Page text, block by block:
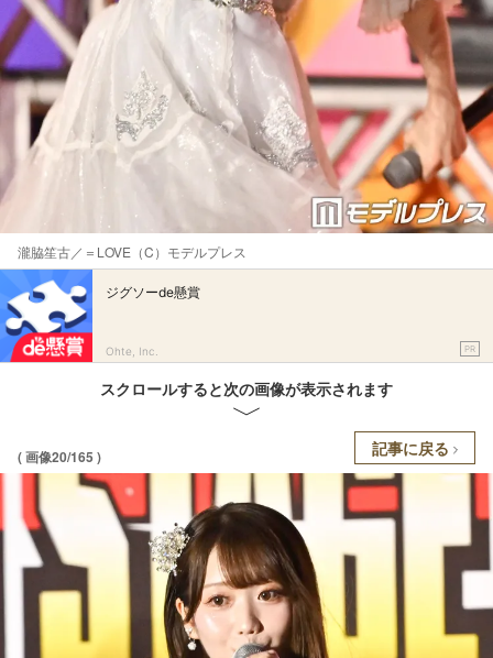
瀧脇笙古／＝LOVE（C）モデルプレス
ジグソーde懸賞
Ohte, Inc. PR
スクロールすると次の画像が表示されます
( 画像20/165 ) 記事に戻る